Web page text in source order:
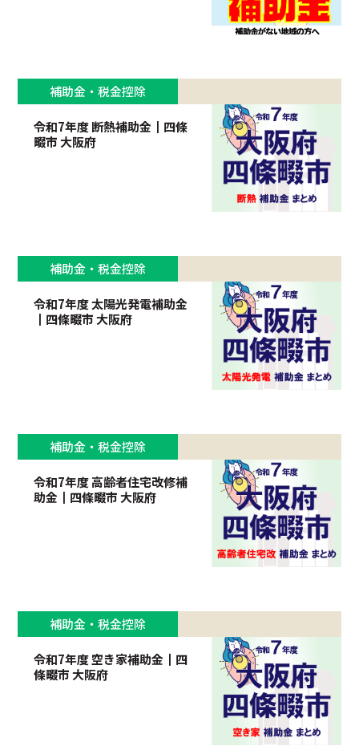
補助金・税金控除
令和7年度 断熱補助金┃四條
畷市 大阪府
補助金・税金控除
令和7年度 太陽光発電補助金
┃四條畷市 大阪府
補助金・税金控除
令和7年度 高齢者住宅改修補
助金┃四條畷市 大阪府
補助金・税金控除
令和7年度 空き家補助金┃四
條畷市 大阪府